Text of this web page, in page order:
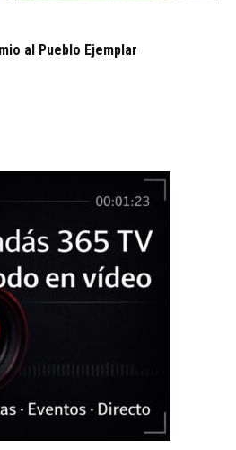
al Pueblo Ejemplar